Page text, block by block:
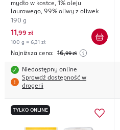
Tradition
mydło w kostce, 1% oleju
laurowego, 99% oliwy z oliwek
190 g
11 ,99 zł
100 g = 6,31 zł
Najniższa cena: 16,99 zł
Niedostępny online
Sprawdź dostępność w
drogerii
TYLKO ONLINE